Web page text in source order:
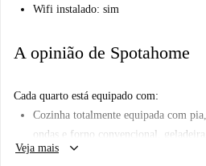
Wifi instalado: sim
A opinião de Spotahome
Cada quarto está equipado com:
Cozinha totalmente equipada com
ondas e forno convencional, geladeira.
Veja mais keyboard_arrow_down